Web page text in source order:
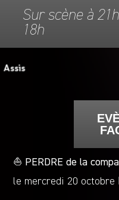
Sur scène à
18h
⛵️ PERDRE de la
le mercredi 20 octobre